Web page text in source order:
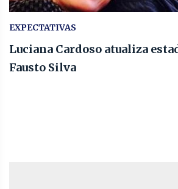
EXPECTATIVAS
Luciana Cardoso atualiza
Fausto Silva